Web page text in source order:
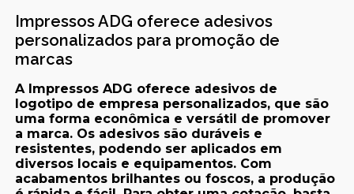
Impressos ADG oferece adesivos
personalizados para promoção de
marcas
A Impressos ADG oferece adesivos de
logotipo de empresa personalizados, que são
uma forma econômica e versátil de promover
a marca. Os adesivos são duráveis e
resistentes, podendo ser aplicados em
diversos locais e equipamentos. Com
acabamentos brilhantes ou foscos, a produção